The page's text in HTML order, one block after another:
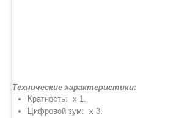
Технические характеристики:
Кратность: x 1.
Цифровой зум: x 3.